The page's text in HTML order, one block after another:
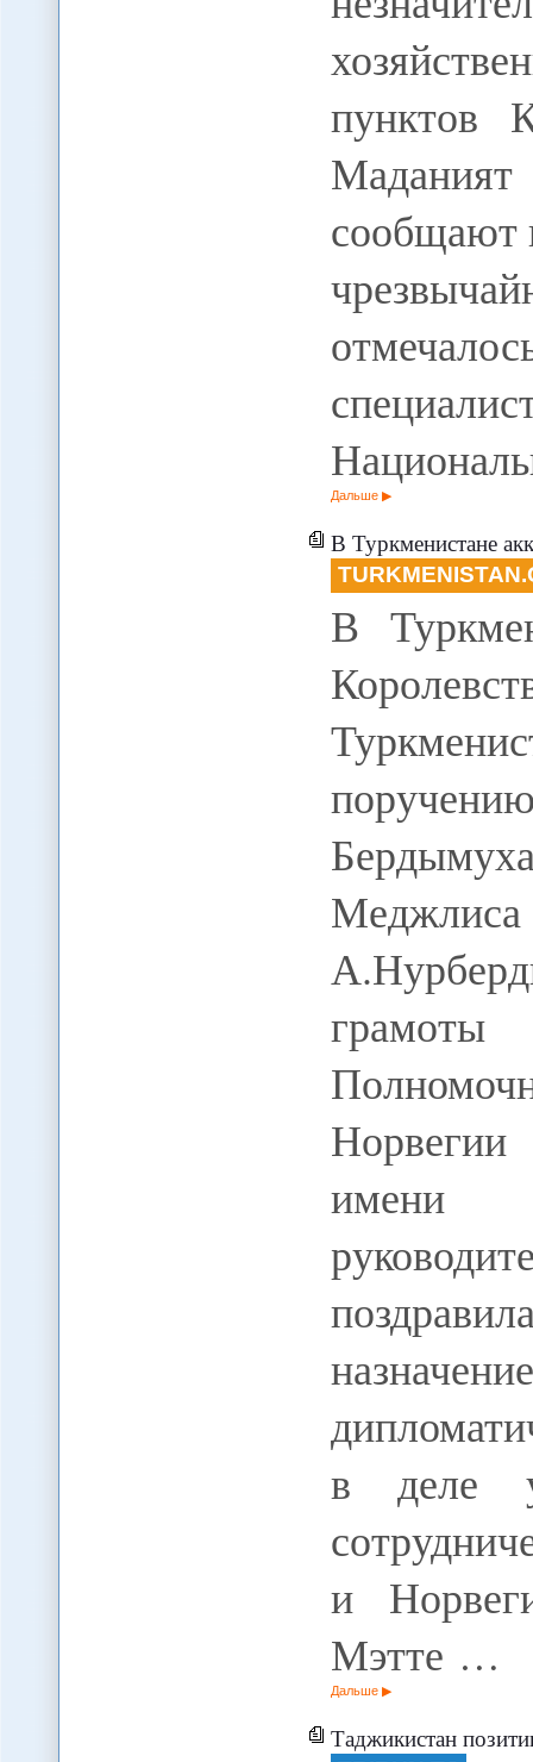
пунктов
сообщают
Дальше
В Туркменистане
В
имени
в деле
и
Мэтте …
Дальше
Таджикистан позитивно